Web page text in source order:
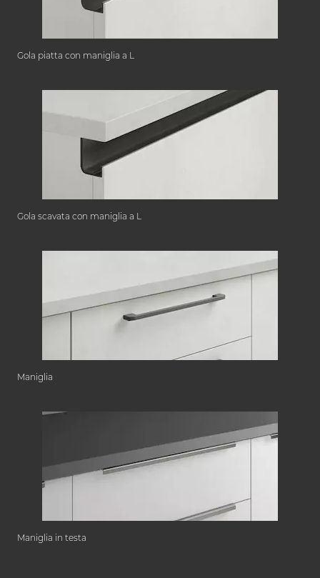
Gola piatta con maniglia a L
Gola scavata con maniglia a L
Maniglia
Maniglia in testa